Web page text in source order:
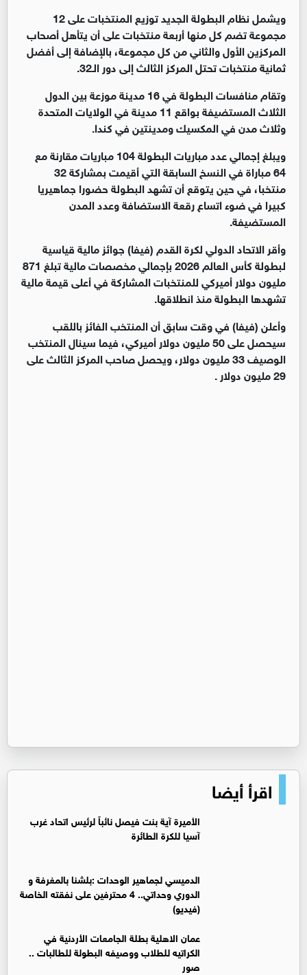
ويشمل نظام البطولة الجديد توزيع المنتخبات على 12
مجموعة تضم كل منها أربعة منتخبات على أن يتأهل أصحاب
المركزين الأول والثاني من كل مجموعة، بالإضافة إلى أفضل
ثمانية منتخبات تحتل المركز الثالث إلى دور الـ32.
وتقام منافسات البطولة في 16 مدينة موزعة بين الدول
الثلاث المستضيفة بواقع 11 مدينة في الولايات المتحدة
وثلاث مدن في المكسيك ومدينتين في كندا.
ويبلغ إجمالي عدد مباريات البطولة 104 مباريات مقارنة مع
64 مباراة في النسخ السابقة التي أقيمت بمشاركة 32
منتخبا، في حين يتوقع أن تشهد البطولة حضورا جماهيريا
كبيرا في ضوء اتساع رقعة الاستضافة وعدد المدن
المستضيفة.
وأقر الاتحاد الدولي لكرة القدم (فيفا) جوائز مالية قياسية
لبطولة كأس العالم 2026 بإجمالي مخصصات مالية تبلغ 871
مليون دولار أميركي للمنتخبات المشاركة في أعلى قيمة مالية
تشهدها البطولة منذ انطلاقها.
وأعلن (فيفا) في وقت سابق أن المنتخب الفائز باللقب
سيحصل على 50 مليون دولار أميركي، فيما سينال المنتخب
الوصيف 33 مليون دولار، ويحصل صاحب المركز الثالث على
29 مليون دولار .
اقرأ أيضا
الأميرة آية بنت فيصل نائباً لرئيس اتحاد غرب
آسيا للكرة الطائرة
الدميسي لجماهير الوحدات :بلشنا بالمغرفة و
الدوري وحداتي.. 4 محترفين على نفقته الخاصة
(فيديو)
عمان الاهلية بطلة الجامعات الأردنية في
الكراتيه للطلاب ووصيفه البطولة للطالبات ..
صور